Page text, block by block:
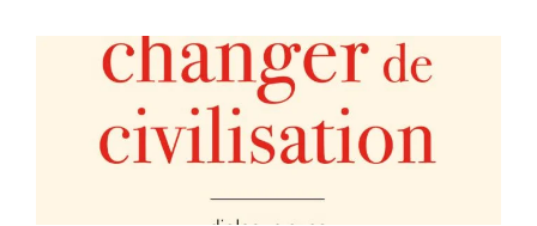
politique